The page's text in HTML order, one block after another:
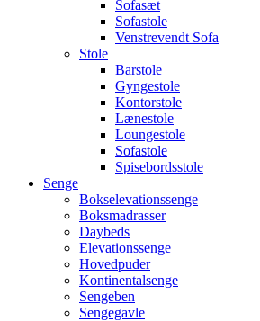
Sofasæt
Sofastole
Venstrevendt Sofa
Stole
Barstole
Gyngestole
Kontorstole
Lænestole
Loungestole
Sofastole
Spisebordsstole
Senge
Bokselevationssenge
Boksmadrasser
Daybeds
Elevationssenge
Hovedpuder
Kontinentalsenge
Sengeben
Sengegavle